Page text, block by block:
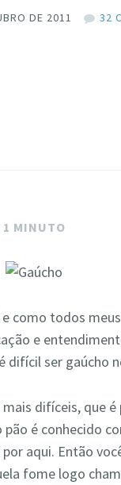
DE 2011
32
1 MINUTO
como todos
e
difícil ser gaúcho
difíceis, que
é conhecido
aqui. Então
fome logo